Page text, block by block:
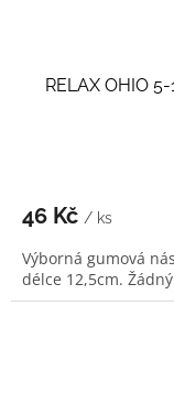
RELAX OHIO
46 Kč / ks
Výborná gumová
délce 12,5cm.